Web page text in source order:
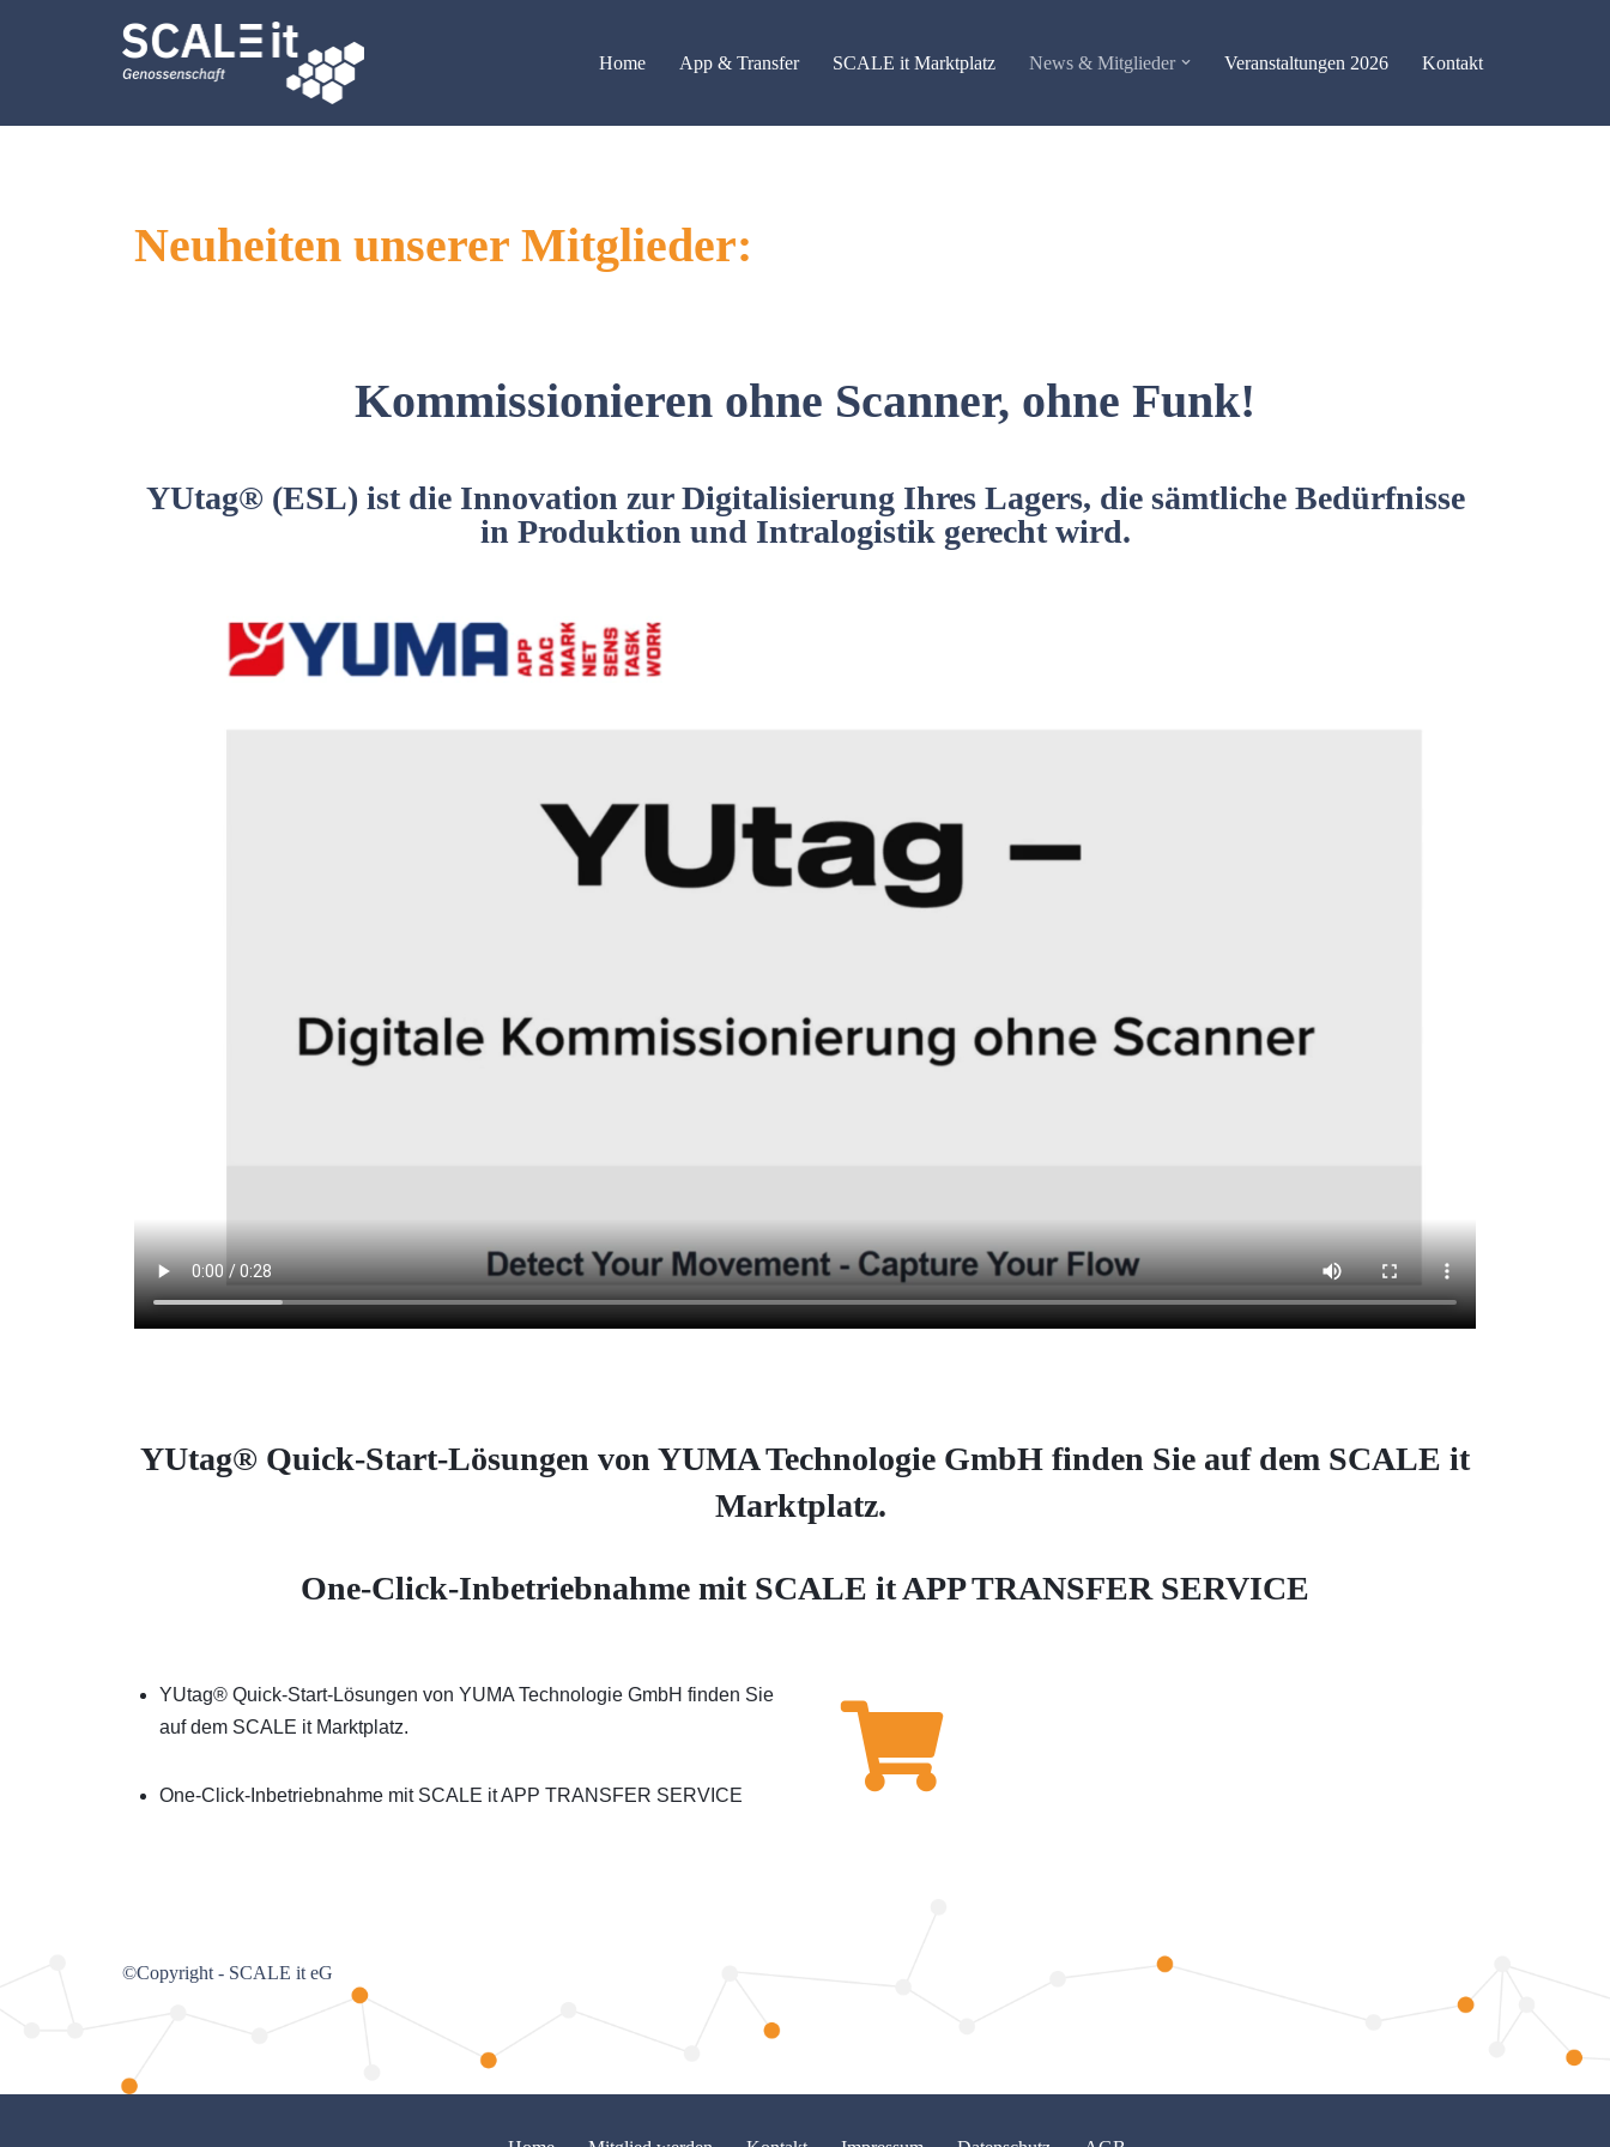
springen
Home App & Transfer SCALE it Marktplatz News & Mitglieder Veranstaltungen 2026 Kontakt
Neuheiten unserer Mitglieder:
Kommissionieren ohne Scanner, ohne Funk!
YUtag® (ESL) ist die Innovation zur Digitalisierung Ihres Lagers, die sämtliche Bedürfnisse
in Produktion und Intralogistik gerecht wird.
YUtag® Quick-Start-Lösungen von YUMA Technologie GmbH finden Sie auf dem SCALE it
Marktplatz.
One-Click-Inbetriebnahme mit SCALE it APP TRANSFER SERVICE
YUtag® Quick-Start-Lösungen von YUMA Technologie GmbH finden Sie
auf dem SCALE it Marktplatz.
One-Click-Inbetriebnahme mit SCALE it APP TRANSFER SERVICE
©Copyright - SCALE it eG